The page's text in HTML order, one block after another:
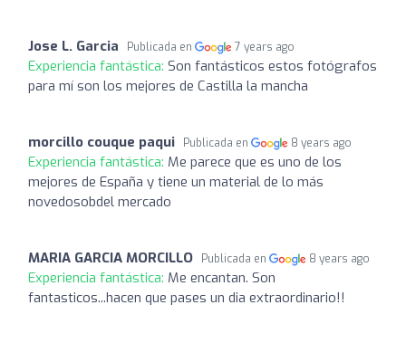
Jose L. Garcia Publicada en 7 years ago
Experiencia fantástica: Son fantásticos estos fotógrafos
para mí son los mejores de Castilla la mancha
morcillo couque paqui Publicada en 8 years ago
Experiencia fantástica: Me parece que es uno de los
mejores de España y tiene un material de lo más
novedosobdel mercado
MARIA GARCIA MORCILLO Publicada en 8 years ago
Experiencia fantástica: Me encantan. Son
fantasticos...hacen que pases un dia extraordinario!!